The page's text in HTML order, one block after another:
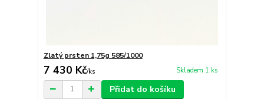
Zlatý prsten 1,75g 585/1000
7 430 Kč/ks Skladem 1 ks
Přidat do košíku